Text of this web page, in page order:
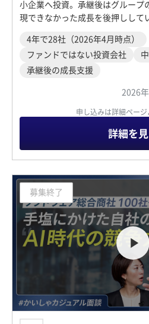
小企業へ投資。承継後はグループ
現できなかった成長を後押しして
4年で28社（2026年4月時点）
ファンドではない投資会社
承継後の成長支援
2026
申し込みは詳細ページ
詳細を
募集終了